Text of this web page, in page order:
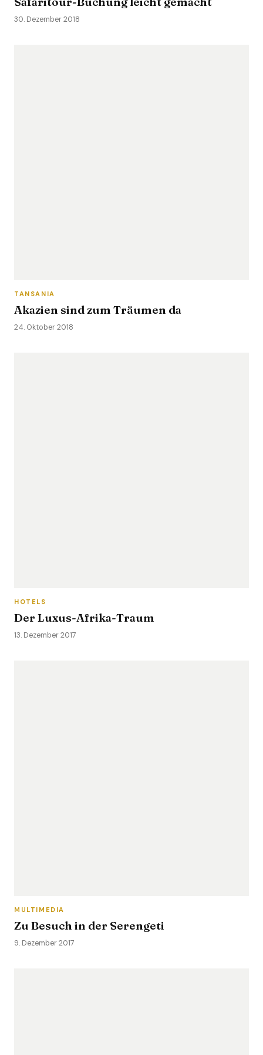
30. Dezember 2018
TANSANIA
Akazien sind zum Träumen da
24. Oktober 2018
HOTELS
Der Luxus-Afrika-Traum
13. Dezember 2017
MULTIMEDIA
Zu Besuch in der Serengeti
9. Dezember 2017